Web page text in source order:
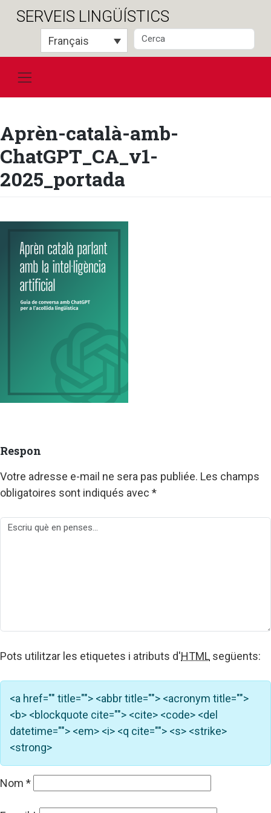
SaltaSERVEIS LINGÜÍSTICS
Français
Aprèn-català-amb-
ChatGPT_CA_v1-
2025_portada
Respon
Votre adresse e-mail ne sera pas publiée. Les champs
obligatoires sont indiqués avec *
Pots utilitzar les etiquetes i atributs d'HTML següents:
<a href="" title=""> <abbr title=""> <acronym title="">
<b> <blockquote cite=""> <cite> <code> <del
datetime=""> <em> <i> <q cite=""> <s> <strike>
<strong>
Nom *